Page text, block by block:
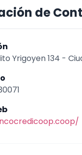
de
Yrigoyen 134 -